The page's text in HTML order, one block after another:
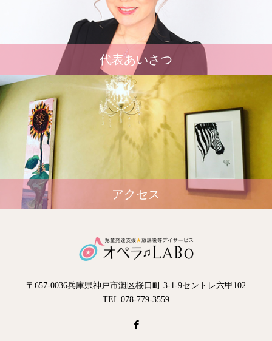
代表あいさつ
アクセス
〒657-0036兵庫県神戸市灘区桜口町 3-1-9セントレ六甲102
TEL 078-779-3559